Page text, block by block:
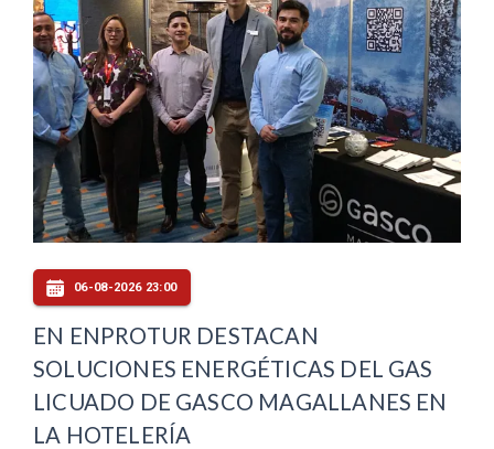
06-08-2026 23:00
EN ENPROTUR DESTACAN
SOLUCIONES ENERGÉTICAS DEL GAS
LICUADO DE GASCO MAGALLANES EN
LA HOTELERÍA